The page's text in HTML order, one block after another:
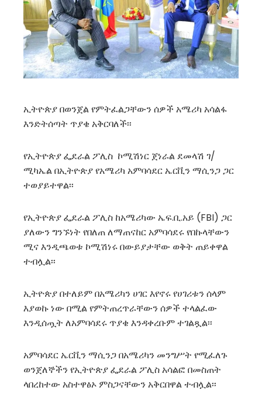
ኢትዮጵያ በወንጀል የምትፈልጋቸውን ሰዎች አሜሪካ አሳልፋ
እንድትሰጣት ጥያቄ አቅርባለች፡፡
የኢትዮጵያ ፌደራል ፖሊስ ኮሚሽነር ጀነራል ደመላሽ ገ/
ሚካኤል በኢትዮጵያ የአሜሪካ አምባሳደር ኤርቪን ማሲንጋ ጋር
ተወያይተዋል፡፡
የኢትዮጵያ ፌደራል ፖሊስ ከአሜሪካው ኤፍ.ቢ.አይ (FBI) ጋር
ያለውን ግንኙነት የበለጠ ለማጠናከር አምባሳደሩ የበኩላቸውን
ሚና እንዲጫወቱ ኮሚሽነሩ በውይያታቸው ወቅት ጠይቀዋል
ተብሏል፡፡
ኢትዮጵያ በተለይም በአሜሪካን ሀገር እየኖሩ የሀገሪቱን ሰላም
እያወኩ ነው በሚል የምትጠረጥራቸውን ሰዎች ተላልፈው
እንዲሰጧት ለአምባሳደሩ ጥያቄ እንዳቀረቡም ተገልጿል፡፡
አምባሳደር ኤርቪን ማሲንጋ በአሜሪካን መንግሥት የሚፈለጉ
ወንጀለኞችን የኢትዮጵያ ፌደራል ፖሊስ አሳልፎ በመስጠት
ላበረከተው አስተዋፅኦ ምስጋናቸውን አቅርበዋል ተብሏል፡፡